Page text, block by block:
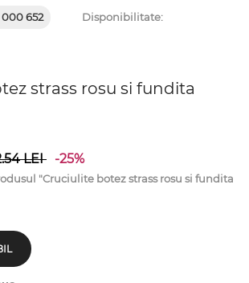
652
Disponibilitate:
strass rosu si fundita
LEI -25%
"Cruciulite botez strass rosu si fundita